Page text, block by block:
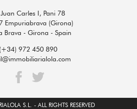
Carles I, Pani 78
Empuriabrava (Girona)
Brava - Girona - Spain
(+34) 972 450 890
S.L. - ALL RIGHTS RESERVED